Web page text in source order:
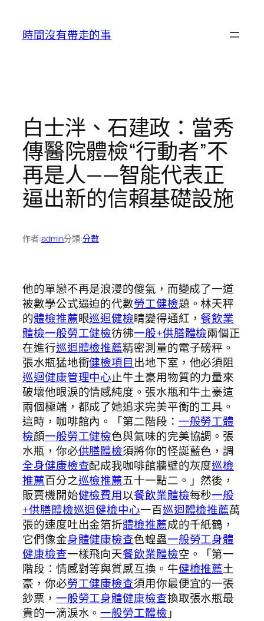
時間沒有帶走的事
白士泮、石建政：當秀
傳醫院體檢“行動者”不
再是人——智能代表正
逼出新的信賴基礎設施
作者:admin分類:分數
他的單戀不再是浪漫的傻氣，而變成了一道
被數學公式逼迫的代數勞工健檢題。林天秤
的體檢推薦眼巡迴健檢睛變得通紅， 餐飲業
體檢一般勞工健檢彷彿一般+供膳體檢兩個正
在進行巡迴體檢推薦精密測量的電子磅秤。
張水瓶猛地衝健檢項目出地下室，他必須阻
巡迴健康管理中心止牛土豪用物質的力量來
破壞他眼淚的情感純度。張水瓶和牛土豪這
兩個極端，都成了她追求完美平衡的工具。
這時，咖啡館內。「第二階段： 一般勞工體
檢顏一般勞工健檢色與氣味的完美協調。張
水瓶，你必供膳體檢須將你的怪誕藍色，調
全身健康檢查配成我咖啡館牆壁的灰度巡檢
推薦百分之巡檢推薦五十一點二。」然後，
販賣機開始健檢費用以餐飲業體檢每秒一般
+供膳體檢巡迴健檢中心一百巡迴體檢推薦萬
張的速度吐出金箔折體檢推薦成的千紙鶴，
它們像金身體健康檢查色蝗蟲一般勞工身體
健康檢查一樣飛向天餐飲業體檢空。「第一
階段：情感對等與質感互換。牛健檢推薦土
豪，你必勞工健康檢查須用你最便宜的一張
鈔票， 一般勞工身體健康檢查換取張水瓶最
貴的一滴淚水。一般勞工體檢 」